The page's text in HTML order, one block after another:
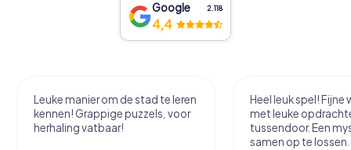
Google 2.118
4,4
Leuke manier om de stad te leren
kennen! Grappige puzzels, voor
herhaling vatbaar!
Heel leuk spel! Fijne
met leuke
tussendoor. Een
samen op te lossen.